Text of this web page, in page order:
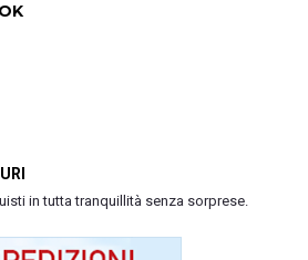
in tutta tranquillità senza sorprese.